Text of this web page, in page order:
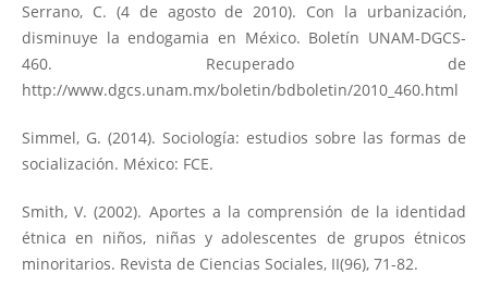
Serrano, C. (4 de agosto de 2010). Con la urbanización,
disminuye la endogamia en México. Boletín UNAM-DGCS-
460. Recuperado de
http://www.dgcs.unam.mx/boletin/bdboletin/2010_460.html
Simmel, G. (2014). Sociología: estudios sobre las formas de
socialización. México: FCE.
Smith, V. (2002). Aportes a la comprensión de la identidad
étnica en niños, niñas y adolescentes de grupos étnicos
minoritarios. Revista de Ciencias Sociales, II(96), 71-82.